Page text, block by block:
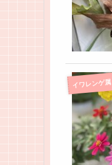
イワレンゲ属